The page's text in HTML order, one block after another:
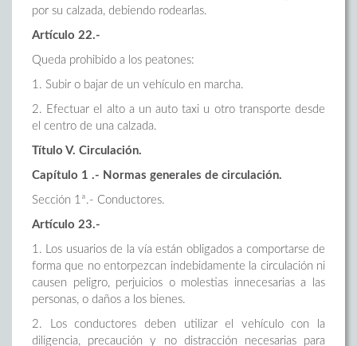
por su calzada, debiendo rodearlas.
Artículo 22.-
Queda prohibido a los peatones:
1. Subir o bajar de un vehículo en marcha.
2. Efectuar el alto a un auto taxi u otro transporte desde
el centro de una calzada.
Título V. Circulación.
Capítulo 1 .- Normas generales de circulación.
Sección 1ª.- Conductores.
Artículo 23.-
1. Los usuarios de la vía están obligados a comportarse de
forma que no entorpezcan indebidamente la circulación ni
causen peligro, perjuicios o molestias innecesarias a las
personas, o daños a los bienes.
2. Los conductores deben utilizar el vehículo con la
diligencia, precaución y no distracción necesarias para